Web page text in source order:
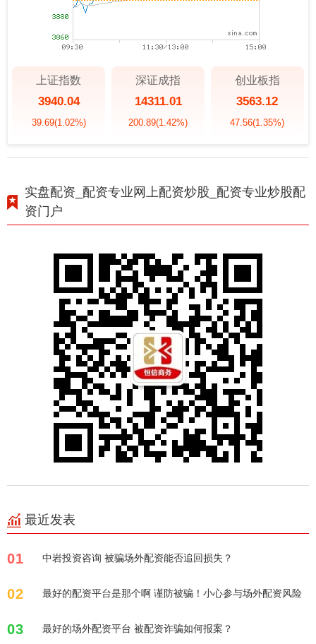
上证指数
3940.04
39.69(1.02%)
深证成指
14311.01
200.89(1.42%)
创业板指
3563.12
47.56(1.35%)
实盘配资_配资专业网上配资炒股_配资专业炒股配
资门户
最近发表
01 中岩投资咨询 被骗场外配资能否追回损失？
02 最好的配资平台是那个啊 谨防被骗！小心参与场外配资风险
03 最好的场外配资平台 被配资诈骗如何报案？